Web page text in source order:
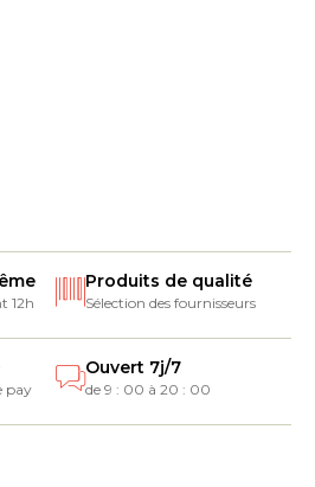
12h
Produits de qualité
Sélection des fournisseurs
pay
Ouvert 7j/7
de 9 : 00 à 20 : 00